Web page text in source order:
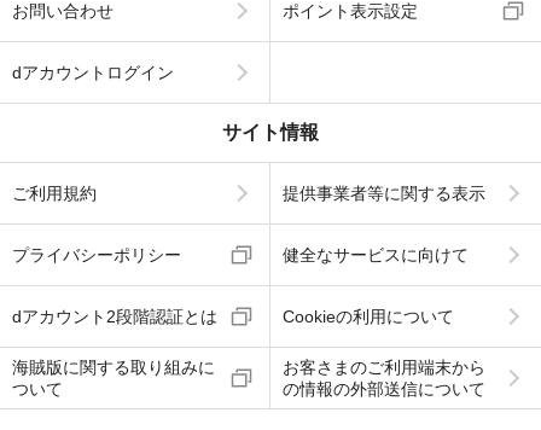
お問い合わせ ポイント表示設定
dアカウントログイン
サイト情報
ご利用規約 提供事業者等に関する表示
プライバシーポリシー 健全なサービスに向けて
dアカウント2段階認証とは Cookieの利用について
海賊版に関する取り組みに
ついて
お客さまのご利用端末から
の情報の外部送信について